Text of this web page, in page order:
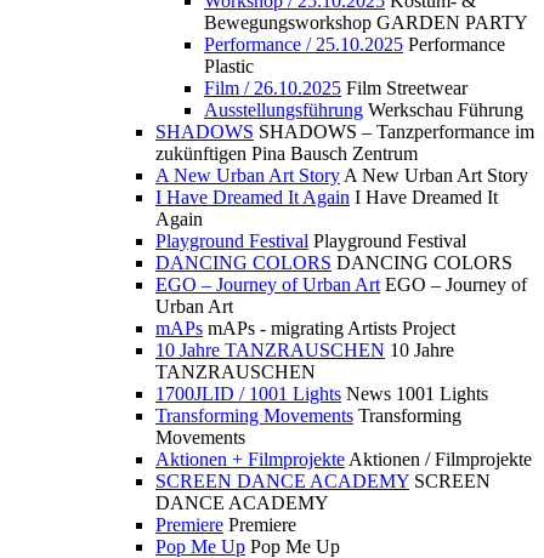
Bewegungsworkshop GARDEN PARTY
Performance / 25.10.2025 Performance
Plastic
Film / 26.10.2025 Film Streetwear
Ausstellungsführung Werkschau Führung
SHADOWS SHADOWS – Tanzperformance im
zukünftigen Pina Bausch Zentrum
A New Urban Art Story A New Urban Art Story
I Have Dreamed It Again I Have Dreamed It
Again
Playground Festival Playground Festival
DANCING COLORS DANCING COLORS
EGO – Journey of Urban Art EGO – Journey of
Urban Art
mAPs mAPs - migrating Artists Project
10 Jahre TANZRAUSCHEN 10 Jahre
TANZRAUSCHEN
1700JLID / 1001 Lights News 1001 Lights
Transforming Movements Transforming
Movements
Aktionen + Filmprojekte Aktionen / Filmprojekte
SCREEN DANCE ACADEMY SCREEN
DANCE ACADEMY
Premiere Premiere
Pop Me Up Pop Me Up